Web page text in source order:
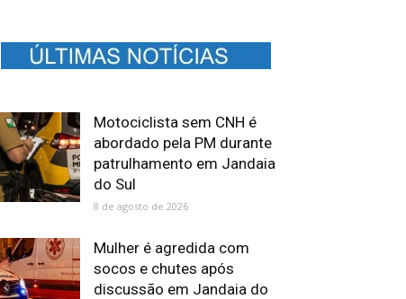
Motociclista sem CNH é
abordado pela PM durante
patrulhamento em Jandaia
do Sul
8 de agosto de 2026
Mulher é agredida com
socos e chutes após
discussão em Jandaia do